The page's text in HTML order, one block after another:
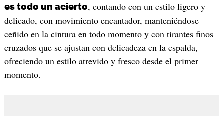
es todo un acierto, contando con un estilo ligero y
delicado, con movimiento encantador, manteniéndose
ceñido en la cintura en todo momento y con tirantes finos
cruzados que se ajustan con delicadeza en la espalda,
ofreciendo un estilo atrevido y fresco desde el primer
momento.